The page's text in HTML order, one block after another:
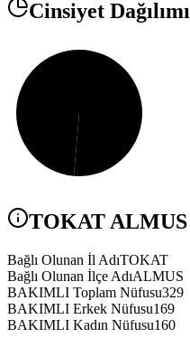
Cinsiyet Dağılımı
TOKATALMUS
Bağlı Olunan İl AdıTOKAT
Bağlı Olunan İlçe AdıALMUS
BAKIMLI Toplam Nüfusu329
BAKIMLI Erkek Nüfusu169
BAKIMLI Kadın Nüfusu160